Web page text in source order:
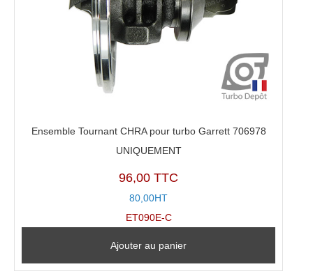
Ensemble Tournant CHRA pour turbo Garrett 706978
UNIQUEMENT
96,00 TTC
80,00HT
ET090E-C
Ajouter au panier